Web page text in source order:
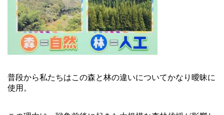
普段から私たちはこの森と林の違いについてかなり曖昧に
使用。